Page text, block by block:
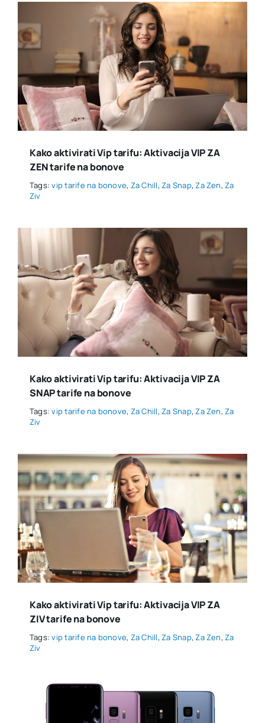
Kako aktivirati Vip tarifu: Aktivacija VIP ZA
ZEN tarife na bonove
Tags:vip tarife na bonove, Za Chill,Za Snap,Za Zen,Za
Ziv
Kako aktivirati Vip tarifu: Aktivacija VIP ZA
SNAP tarife na bonove
Tags:vip tarife na bonove, Za Chill,Za Snap,Za Zen,Za
Ziv
Kako aktivirati Vip tarifu: Aktivacija VIP ZA
ZIV tarife na bonove
Tags:vip tarife na bonove, Za Chill,Za Snap,Za Zen,Za
Ziv